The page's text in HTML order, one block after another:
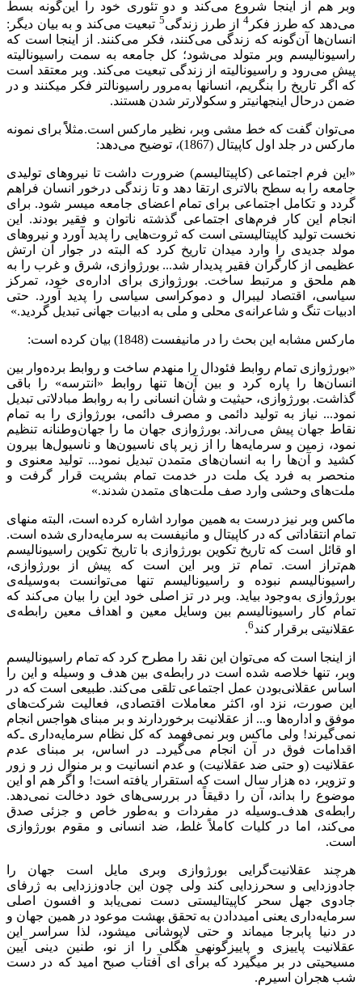
وبر هم از اینجا شروع می‌کند و دو تئوری خود را این‌گونه بسط
می‌دهد که طرز فکر 4 از طرز زندگی5 تبعیت می‌کند و به بیان دیگر:
انسان‌ها آن‌گونه که زندگی می‌کنند، فکر می‌کنند. از اینجا است که
راسیونالیسم وبر متولد می‌شود؛ کل جامعه به سمت راسیونالیته
پیش می‌رود و راسیونالیته از زندگی تبعیت می‌کند. وبر معتقد است
که اگر تاریخ را بنگریم، انسان‏ها به‌مرور راسیونال‏تر فکر می‏کنند و در
ضمن درحال این‏جهانی‏تر و سکولارتر شدن هستند.
می‌توان گفت که خط مشی وبر، نظیر مارکس است.مثلاًً برای نمونه
مارکس در جلد اول کاپیتال (1867)، توضیح می‌دهد:
«این فرم اجتماعی (کاپیتالیسم) ضرورت داشت تا نیروهای تولیدی
جامعه را به سطح بالاتری ارتقا دهد و تا زندگی درخور انسان فراهم
گردد و تکامل اجتماعی برای تمام اعضای جامعه میسر شود. برای
انجام این کار فرم‌های اجتماعی گذشته ناتوان و فقیر بودند. این
نخست تولید کاپیتالیستی است که ثروت‌هایی را پدید آورد و نیروهای
مولد جدیدی را وارد میدان تاریخ کرد که البته در جوار آن ارتش
عظیمی از کارگران فقیر پدیدار شد... بورژوازی، شرق و غرب را به
هم ملحق و مرتبط ساخت. بورژوازی برای اداره‌ی خود، تمرکز
سیاسی، اقتصاد لیبرال و دموکراسی سیاسی را پدید آورد. حتی
ادبیات تنگ و شاعرانه‌ی محلی و ملی به ادبیات جهانی تبدیل گردید.»
مارکس مشابه این بحث را در مانیفست (1848) بیان کرده است:
«بورژوازی تمام روابط فئودال را منهدم ساخت و روابط برده‌وار بین
انسان‌ها را پاره کرد و بین آن‌ها تنها روابط «انترسه» را باقی
گذاشت. بورژوازی، حیثیت و شأن انسانی را به روابط مبادلاتی تبدیل
نمود... نیاز به تولید دائمی و مصرف دائمی، بورژوازی را به تمام
نقاط جهان پیش می‌راند. بورژوازی جهان ما را جهان‌وطنانه تنظیم
نمود، زمین و سرمایه‌ها را از زیر پای ناسیون‌ها و ناسیول‌ها بیرون
کشید و آن‌ها را به انسان‌های متمدن تبدیل نمود... تولید معنوی و
منحصر به فرد یک ملت در خدمت تمام بشریت قرار گرفت و
ملت‌های وحشی وارد صف ملت‌های متمدن شدند.»
ماکس وبر نیز درست به همین موارد اشاره کرده است، البته منهای
تمام انتقاداتی که در کاپیتال و مانیفست به سرمایه‌داری شده است.
او قائل است که تاریخ تکوین بورژوازی با تاریخ تکوین راسیونالیسم
هم‌تراز است. تمام تز وبر این است که پیش از بورژوازی،
راسیونالیسم نبوده و راسیونالیسم تنها می‌توانست به‌وسیله‌ی
بورژوازی به‌وجود بیاید. وبر در تز اصلی خود این را بیان می‌کند که
تمام کار راسیونالیسم بین وسایل معین و اهداف معین رابطه‌ی
عقلانیتی برقرار کند6
.
از اینجا است که می‌توان این نقد را مطرح کرد که تمام راسیونالیسم
وبر، تنها خلاصه شده است در رابطه‌ی بین هدف و وسیله و این را
اساس عقلانی‌بودن عمل اجتماعی تلقی می‌کند. طبیعی است که در
این صورت، نزد او، اکثر معاملات اقتصادی، فعالیت شرکت‌های
موفق و اداره‌ها و... از عقلانیت برخوردارند و بر مبنای هواجس انجام
نمی‌گیرند! ولی ماکس وبر نمی‌فهمد که کل نظام سرمایه‌داری ـ‌که
اقدامات فوق در آن انجام می‌گیرد‌ـ در اساس، بر مبنای عدم
عقلانیت (و حتی ضد عقلانیت) و عدم انسانیت و بر منوال زر و زور
و تزویر، ده هزار سال است که استقرار یافته است! و اگر هم او این
موضوع را بداند، آن را دقیقاً در بررسی‌های خود دخالت نمی‌دهد.
رابطه‌ی هدف‌ـ‌وسیله در مفردات و به‌طور خاص و جزئی صدق
می‌کند، اما در کلیات کاملاً غلط، ضد انسانی و مقوم بورژوازی
است.
هرچند عقلانیت‌گرایی بورژوازی وبری مایل است جهان را
جادوزدایی و سحرزدایی کند ولی چون این جادوززدایی به ژرفای
جادوی جهل سحر کاپیتالیستی دست نمی‌یابد و افسون اصلی
سرمایه‌داری یعنی امیددادن به تحقق بهشت موعود در همین جهان و
در دنیا پابرجا می‏ماند و حتی لاپوشانی می‏شود، لذا سراسر این
عقلانیت پاییزی و پاییزگونه‏ی هگلی را از نو، طنین دینی آیین
مسیحیتی در بر می‏گیرد که برآی ای آفتاب صبح امید که در دست
شب هجران اسیرم.